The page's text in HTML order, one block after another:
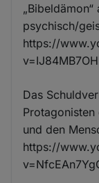
psychisch/
https://
Das
Protagonisten
und den
https://